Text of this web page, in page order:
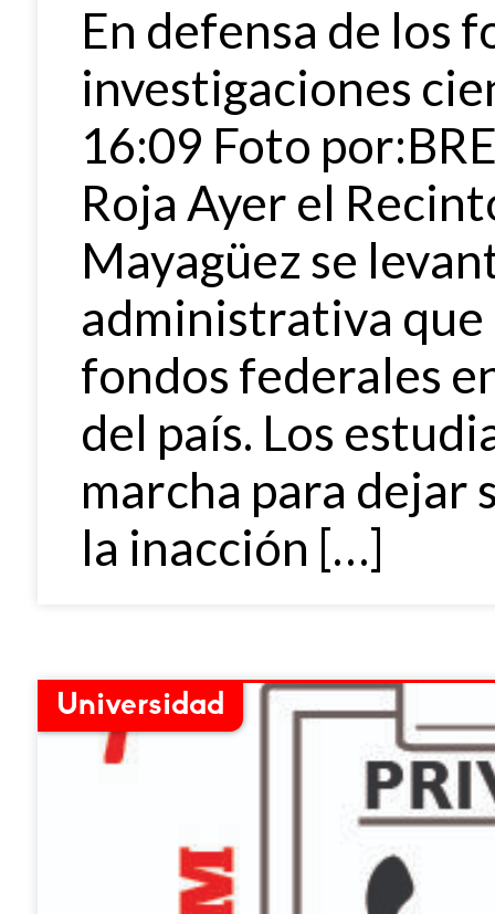
En defensa de los
investigaciones
16:09 Foto
Roja Ayer el
Mayagüez se
administrativa que
fondos federales
del país. Los
marcha para dejar
la inacción […]
Universidad